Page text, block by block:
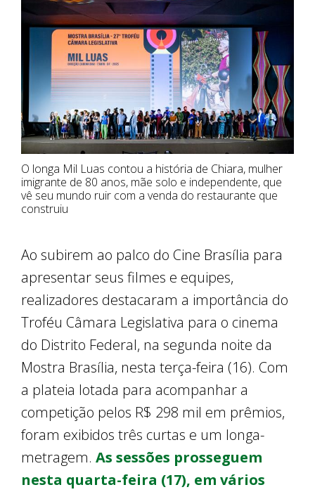
O longa Mil Luas contou a história de Chiara, mulher
imigrante de 80 anos, mãe solo e independente, que
vê seu mundo ruir com a venda do restaurante que
construiu
Ao subirem ao palco do Cine Brasília para
apresentar seus filmes e equipes,
realizadores destacaram a importância do
Troféu Câmara Legislativa para o cinema
do Distrito Federal, na segunda noite da
Mostra Brasília, nesta terça-feira (16). Com
a plateia lotada para acompanhar a
competição pelos R$ 298 mil em prêmios,
foram exibidos três curtas e um longa-
metragem. As sessões prosseguem
nesta quarta-feira (17), em vários